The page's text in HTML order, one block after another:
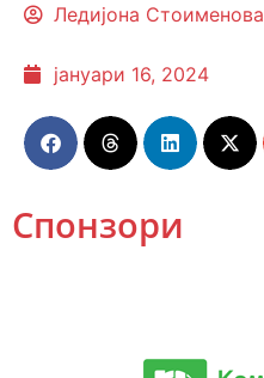
Ледијона Стоименова
јануари 16, 2024
Спонзори